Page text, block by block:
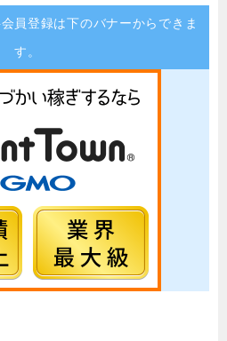
員登録は下のバナーからできま
す。